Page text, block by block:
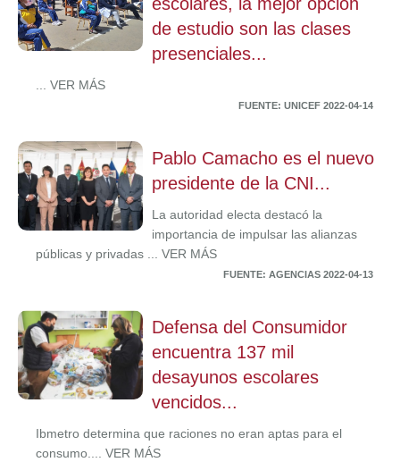
de estudio son las clases
presenciales...
... VER MÁS
FUENTE: UNICEF 2022-04-14
Pablo Camacho es el nuevo
presidente de la CNI...
La autoridad electa destacó la
importancia de impulsar las alianzas
públicas y privadas ... VER MÁS
FUENTE: AGENCIAS 2022-04-13
Defensa del Consumidor
encuentra 137 mil
desayunos escolares
vencidos...
Ibmetro determina que raciones no eran aptas para el
consumo.... VER MÁS